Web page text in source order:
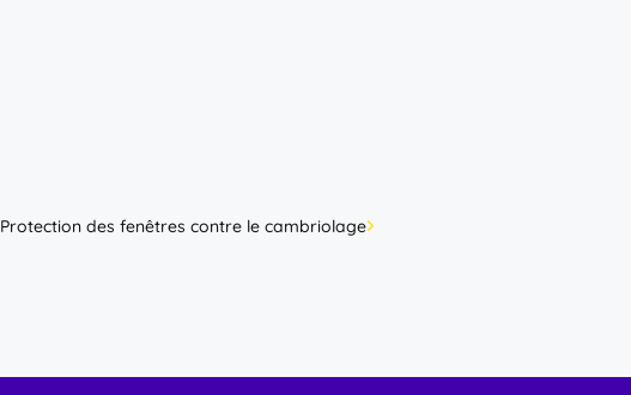
Protection des fenêtres contre le cambriolage